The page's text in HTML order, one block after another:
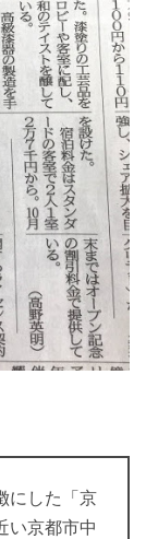
にした「京
い京都市中